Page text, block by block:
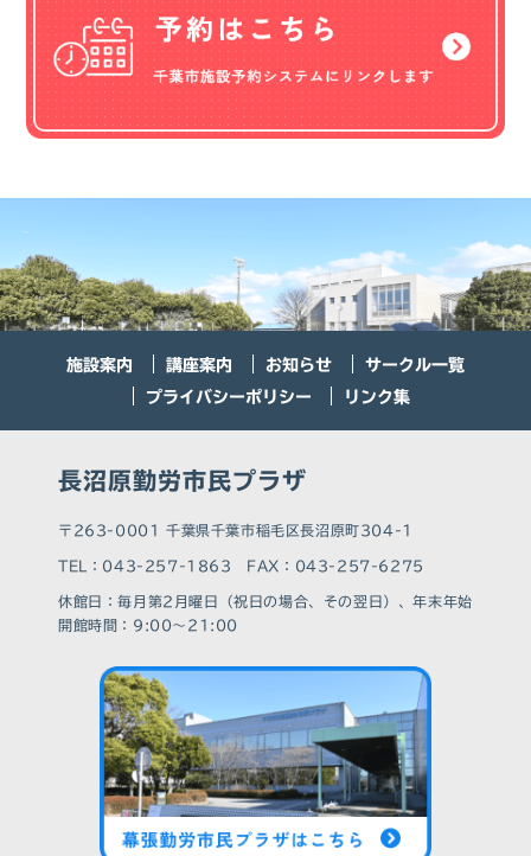
施設案内 講座案内 お知らせ
サークル一覧
プライバシーポリシー
リンク集
長沼原勤労市民プラザ
〒263-0001 千葉県千葉市稲毛区長沼原町304-1
TEL：043-257-1863 FAX：043-257-6275
休館⽇：毎月第2月曜日（祝日の場合、その翌日）、年末年始
開館時間：9:00～21:00